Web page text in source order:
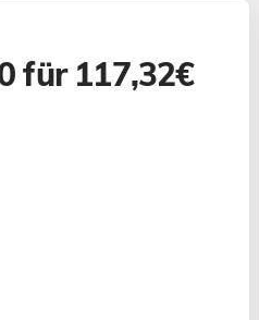
für 117,32€